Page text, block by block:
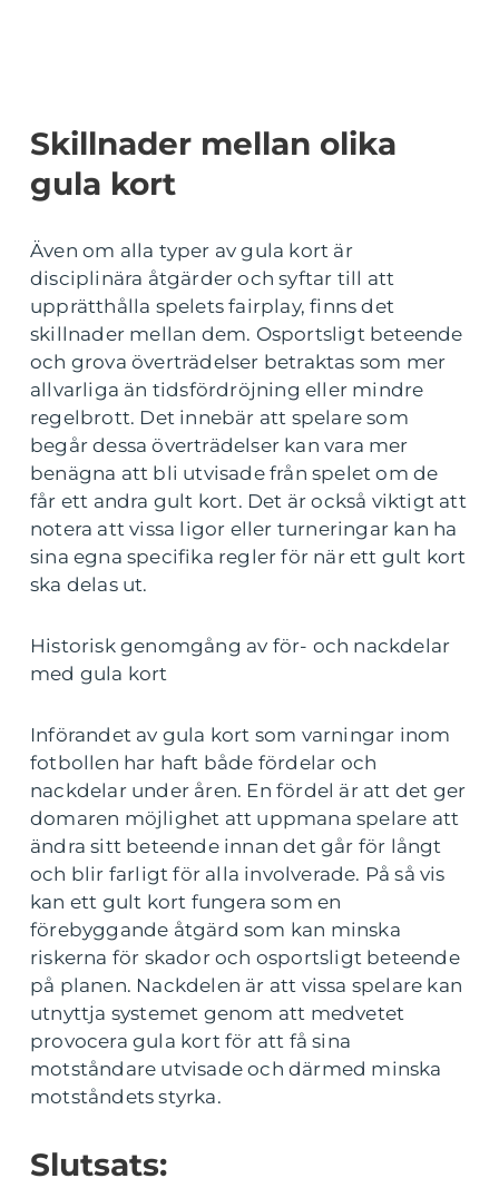
Skillnader mellan olika
gula kort
Även om alla typer av gula kort är
disciplinära åtgärder och syftar till att
upprätthålla spelets fairplay, finns det
skillnader mellan dem. Osportsligt beteende
och grova överträdelser betraktas som mer
allvarliga än tidsfördröjning eller mindre
regelbrott. Det innebär att spelare som
begår dessa överträdelser kan vara mer
benägna att bli utvisade från spelet om de
får ett andra gult kort. Det är också viktigt att
notera att vissa ligor eller turneringar kan ha
sina egna specifika regler för när ett gult kort
ska delas ut.
Historisk genomgång av för- och nackdelar
med gula kort
Införandet av gula kort som varningar inom
fotbollen har haft både fördelar och
nackdelar under åren. En fördel är att det ger
domaren möjlighet att uppmana spelare att
ändra sitt beteende innan det går för långt
och blir farligt för alla involverade. På så vis
kan ett gult kort fungera som en
förebyggande åtgärd som kan minska
riskerna för skador och osportsligt beteende
på planen. Nackdelen är att vissa spelare kan
utnyttja systemet genom att medvetet
provocera gula kort för att få sina
motståndare utvisade och därmed minska
motståndets styrka.
Slutsats: